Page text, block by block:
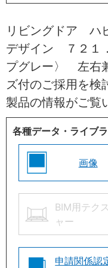
リビングドア
デザイン ７２１
プグレー〉 左右
ズ付のご採用を検
製品の情報がご覧
各種データ・ライブ
画像
BIM用テク
ャー
申請関係認